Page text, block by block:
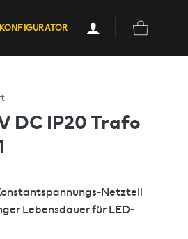
KONFIGURATOR
DC IP20 Trafo
Netzteil
Lebensdauer für LED-